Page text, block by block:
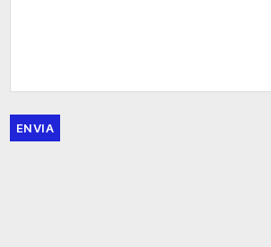
ENVIA